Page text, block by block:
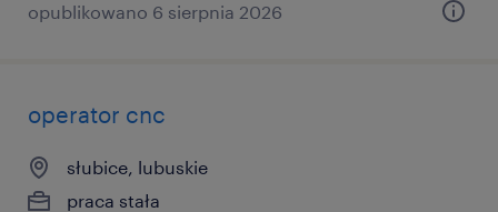
opublikowano 6 sierpnia 2026
operator cnc
słubice, lubuskie
praca stała